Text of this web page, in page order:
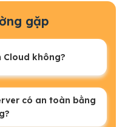
gặp
Cloud không?
có an toàn bằng